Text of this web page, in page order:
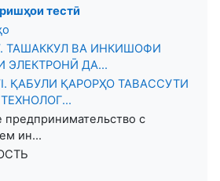
тестӣ
ТАШАККУЛ ВА ИНКИШОФИ
ЭЛЕКТРОНӢ ДА...
ҚАБУЛИ ҚАРОРҲО ТАВАССУТИ
предпринимательство с
ин...